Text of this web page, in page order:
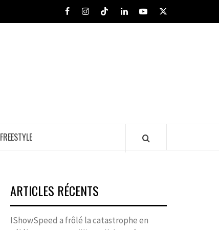
FacebookInstagram
TiktokLinkedInYoutube
X
FREESTYLE
ARTICLES RÉCENTS
IShowSpeed a frôlé la catastrophe en